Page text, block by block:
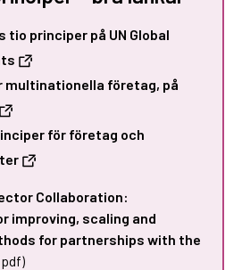
tio principer på UN Global
multinationella företag, på
för företag och
Collaboration:
improving, scaling and
for partnerships with the